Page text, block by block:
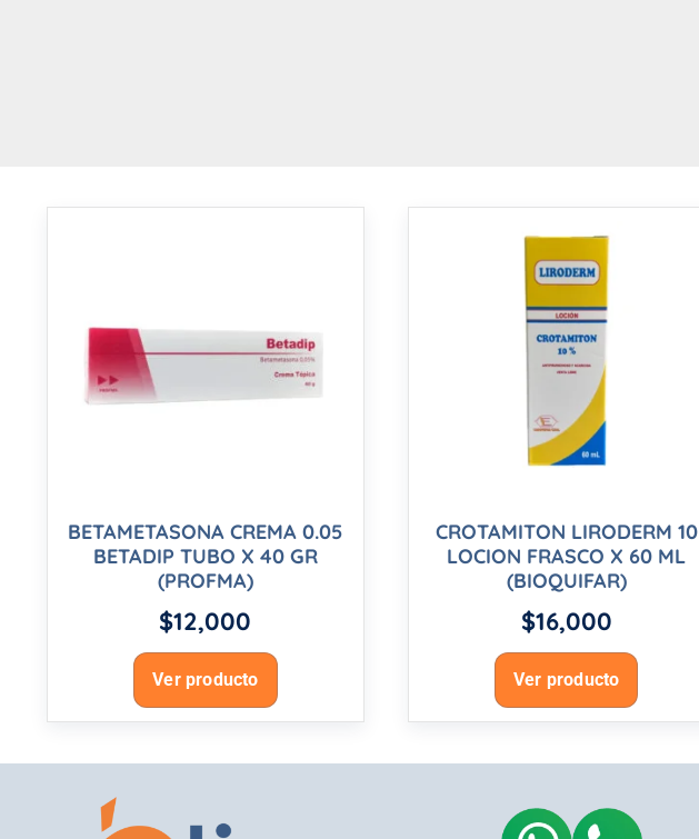
BETAMETASONA CREMA 0.05
BETADIP TUBO X 40 GR
(PROFMA)
$12,000
Ver producto
CROTAMITON LIRODERM 10
LOCION FRASCO X 60 ML
(BIOQUIFAR)
$16,000
Ver producto